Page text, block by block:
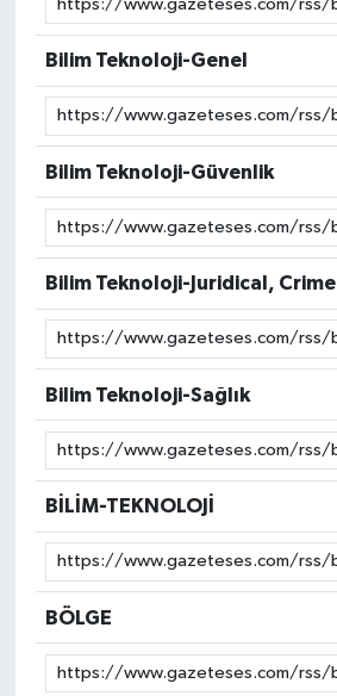
Bilim Teknoloji-Genel
Bilim Teknoloji-Güvenlik
Bilim Teknoloji-Juridical, Crime
Bilim Teknoloji-Sağlık
BİLİM-TEKNOLOJİ
BÖLGE